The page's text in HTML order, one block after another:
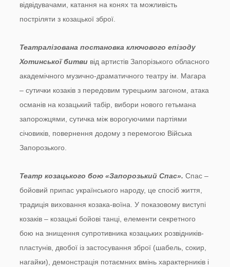
відвідувачами, катання на конях та можливість
постріляти з козацької зброї.
Театралізована постановка ключового епізоду
Хотинської битвивід артистів Запорізького обласного
академічного музично-драматичного театру ім. Магара
– сутички козаків з передовим турецьким загоном, атака
османів на козацький табір, вибори нового гетьмана
запорожцями, сутичка між ворогуючими партіями
січовиків, повернення додому з перемогою Війська
Запорозького.
Театр козацького бою «Запорозький Спас». Спас –
бойовий припас українського народу, це спосіб життя,
традиція виховання козака-воїна. У показовому виступі
козаків – козацькі бойові танці, елементи секретного
бою на знищення супротивника козацьких розвідників-
пластунів, двобої із застосування зброї (шабель, сокир,
нагайки), демонстрація потаємних вмінь характерників і